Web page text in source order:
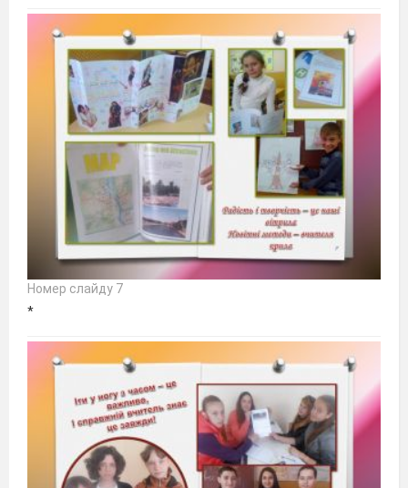
Номер слайду 7
*